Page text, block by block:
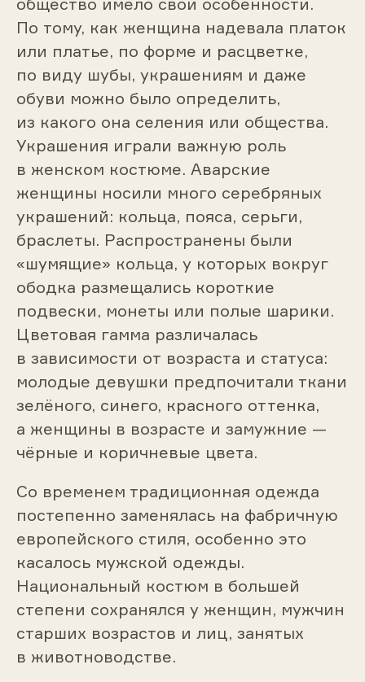
По тому, как женщина надевала платок
или платье, по форме и расцветке,
по виду шубы, украшениям и даже
обуви можно было определить,
из какого она селения или общества.
Украшения играли важную роль
в женском костюме. Аварские
женщины носили много серебряных
украшений: кольца, пояса, серьги,
браслеты. Распространены были
«шумящие» кольца, у которых вокруг
ободка размещались короткие
подвески, монеты или полые шарики.
Цветовая гамма различалась
в зависимости от возраста и статуса:
молодые девушки предпочитали ткани
зелёного, синего, красного оттенка,
а женщины в возрасте и замужние —
чёрные и коричневые цвета.
Со временем традиционная одежда
постепенно заменялась на фабричную
европейского стиля, особенно это
касалось мужской одежды.
Национальный костюм в большей
степени сохранялся у женщин, мужчин
старших возрастов и лиц, занятых
в животноводстве.